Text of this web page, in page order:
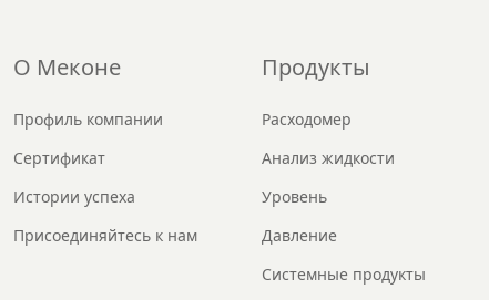
О Меконе
Профиль компании
Сертификат
Истории успеха
Присоединяйтесь к нам
Продукты
Расходомер
Анализ жидкости
Уровень
Давление
Системные продукты